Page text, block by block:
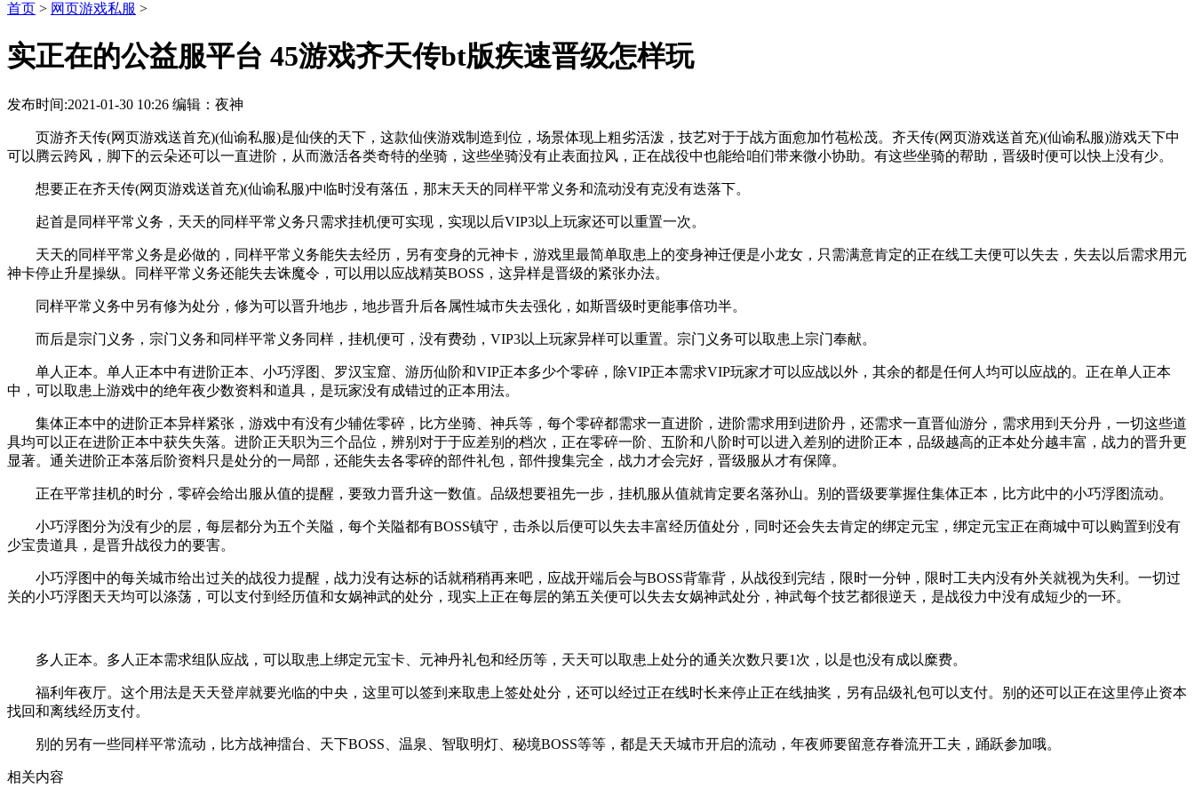
首页 > 网页游戏私服 >
实正在的公益服平台 45游戏齐天传bt版疾速晋级怎样玩
发布时间:2021-01-30 10:26 编辑：夜神
页游齐天传(网页游戏送首充)(仙谕私服)是仙侠的天下，这款仙侠游戏制造到位，场景体现上粗劣活泼，技艺对于于战方面愈加竹苞松茂。齐天传(网页游戏送首充)(仙谕私服)游戏天下中
可以腾云跨风，脚下的云朵还可以一直进阶，从而激活各类奇特的坐骑，这些坐骑没有止表面拉风，正在战役中也能给咱们带来微小协助。有这些坐骑的帮助，晋级时便可以快上没有少。
想要正在齐天传(网页游戏送首充)(仙谕私服)中临时没有落伍，那末天天的同样平常义务和流动没有克没有迭落下。
起首是同样平常义务，天天的同样平常义务只需求挂机便可实现，实现以后VIP3以上玩家还可以重置一次。
天天的同样平常义务是必做的，同样平常义务能失去经历，另有变身的元神卡，游戏里最简单取患上的变身神迁便是小龙女，只需满意肯定的正在线工夫便可以失去，失去以后需求用元
神卡停止升星操纵。同样平常义务还能失去诛魔令，可以用以应战精英BOSS，这异样是晋级的紧张办法。
同样平常义务中另有修为处分，修为可以晋升地步，地步晋升后各属性城市失去强化，如斯晋级时更能事倍功半。
而后是宗门义务，宗门义务和同样平常义务同样，挂机便可，没有费劲，VIP3以上玩家异样可以重置。宗门义务可以取患上宗门奉献。
单人正本。单人正本中有进阶正本、小巧浮图、罗汉宝窟、游历仙阶和VIP正本多少个零碎，除VIP正本需求VIP玩家才可以应战以外，其余的都是任何人均可以应战的。正在单人正本
中，可以取患上游戏中的绝年夜少数资料和道具，是玩家没有成错过的正本用法。
集体正本中的进阶正本异样紧张，游戏中有没有少辅佐零碎，比方坐骑、神兵等，每个零碎都需求一直进阶，进阶需求用到进阶丹，还需求一直晋仙游分，需求用到天分丹，一切这些道
具均可以正在进阶正本中获失失落。进阶正天职为三个品位，辨别对于于应差别的档次，正在零碎一阶、五阶和八阶时可以进入差别的进阶正本，品级越高的正本处分越丰富，战力的晋升更
显著。通关进阶正本落后阶资料只是处分的一局部，还能失去各零碎的部件礼包，部件搜集完全，战力才会完好，晋级服从才有保障。
正在平常挂机的时分，零碎会给出服从值的提醒，要致力晋升这一数值。品级想要祖先一步，挂机服从值就肯定要名落孙山。别的晋级要掌握住集体正本，比方此中的小巧浮图流动。
小巧浮图分为没有少的层，每层都分为五个关隘，每个关隘都有BOSS镇守，击杀以后便可以失去丰富经历值处分，同时还会失去肯定的绑定元宝，绑定元宝正在商城中可以购置到没有
少宝贵道具，是晋升战役力的要害。
小巧浮图中的每关城市给出过关的战役力提醒，战力没有达标的话就稍稍再来吧，应战开端后会与BOSS背靠背，从战役到完结，限时一分钟，限时工夫内没有外关就视为失利。一切过
关的小巧浮图天天均可以涤荡，可以支付到经历值和女娲神武的处分，现实上正在每层的第五关便可以失去女娲神武处分，神武每个技艺都很逆天，是战役力中没有成短少的一环。
多人正本。多人正本需求组队应战，可以取患上绑定元宝卡、元神丹礼包和经历等，天天可以取患上处分的通关次数只要1次，以是也没有成以糜费。
福利年夜厅。这个用法是天天登岸就要光临的中央，这里可以签到来取患上签处处分，还可以经过正在线时长来停止正在线抽奖，另有品级礼包可以支付。别的还可以正在这里停止资本
找回和离线经历支付。
别的另有一些同样平常流动，比方战神擂台、天下BOSS、温泉、智取明灯、秘境BOSS等等，都是天天城市开启的流动，年夜师要留意存眷流开工夫，踊跃参加哦。
相关内容